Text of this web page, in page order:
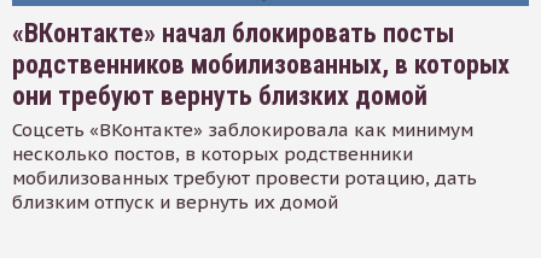
«ВКонтакте» начал блокировать посты
родственников мобилизованных, в которых
они требуют вернуть близких домой
Соцсеть «ВКонтакте» заблокировала как минимум
несколько постов, в которых родственники
мобилизованных требуют провести ротацию, дать
близким отпуск и вернуть их домой